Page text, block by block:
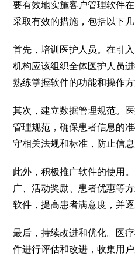
要有效地实施客户管理软件
采取有效的措施，包括以下几
首先，培训医护人员。在引
机构应该组织全体医护人员
熟练掌握软件的功能和操作
其次，建立数据管理规范。
管理规范，确保患者信息的
守相关法规和标准，防止信息
此外，积极推广软件的使用
广、活动奖励、患者优惠等
软件，提高患者满意度，并
最后，持续改进和优化。医
件进行评估和改进，收集用